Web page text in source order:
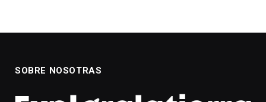
SOBRE NOSOTRAS